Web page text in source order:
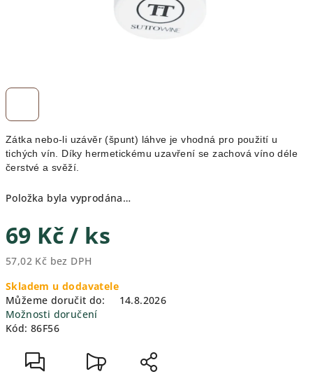
Zátka nebo-li uzávěr (špunt) láhve je vhodná pro použití u
tichých vín. Díky hermetickému uzavření se zachová víno déle
čerstvé a svěží.
Položka byla vyprodána…
69 Kč/ ks
57,02 Kč bez DPH
cena:
Skladem u dodavatele
Můžeme doručit do:
14.8.2026
Možnosti doručení
Kód: 86F56